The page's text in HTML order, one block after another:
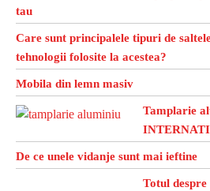
tau
Care sunt principalele tipuri de
tehnologii folosite la acestea?
Mobila din lemn masiv
Tamplarie
De ce unele vidanje sunt mai ieftine
Totul